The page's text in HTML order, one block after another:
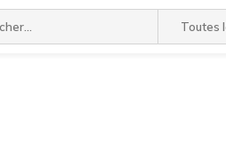
Toutes